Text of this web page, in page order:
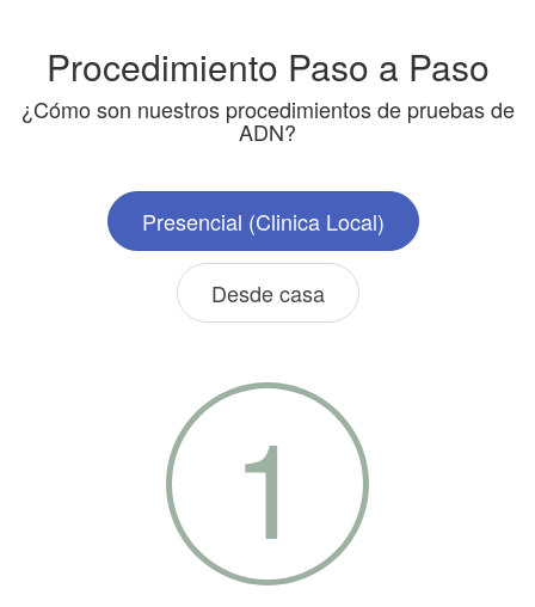
Procedimiento Paso a Paso
¿Cómo son nuestros procedimientos de pruebas de
ADN?
Presencial (Clinica Local)
Desde casa
1